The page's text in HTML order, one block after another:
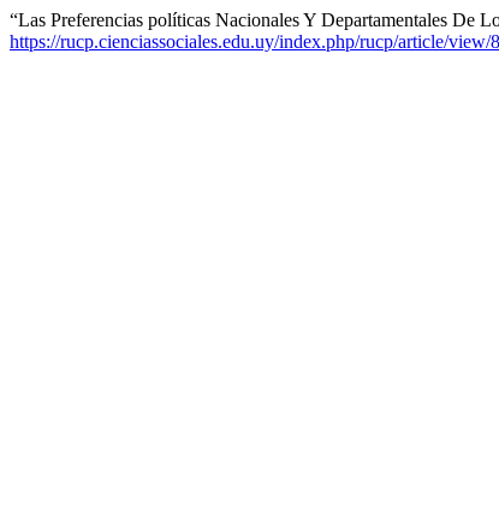
“Las Preferencias políticas Nacionales Y Departamentales De
https://rucp.cienciassociales.edu.uy/index.php/rucp/article/view/